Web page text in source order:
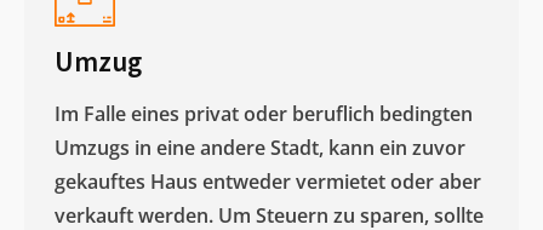
Umzug
Im Falle eines privat oder beruflich bedingten
Umzugs in eine andere Stadt, kann ein zuvor
gekauftes Haus entweder vermietet oder aber
verkauft werden. Um Steuern zu sparen, sollte